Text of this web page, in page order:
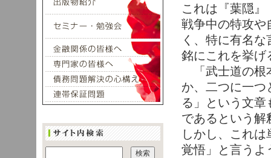
これは『葉隠
戦争中の特攻や
く、特に有名
銘にこれを挙げ
「武士道の根
か、二つに一つ
る」という文
であるという解
しかし、これ
覚悟」と言うよ